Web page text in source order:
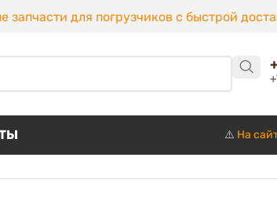
запчасти для погрузчиков с быстрой
⚠️ На